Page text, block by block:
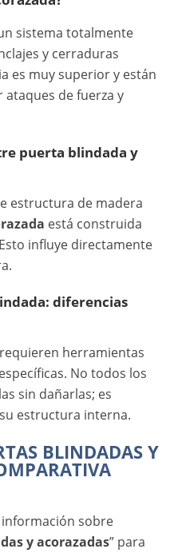
sistema totalmente
y cerraduras
es muy superior y están
de fuerza y
puerta blindada y
estructura de madera
está construida
influye directamente
diferencias
herramientas
No todos los
sin dañarlas; es
estructura interna.
BLINDADAS Y
sobre
y acorazadas” para